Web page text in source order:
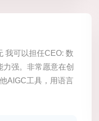
我可以担任CEO: 数
强。非常愿意在创
AIGC工具，用语言